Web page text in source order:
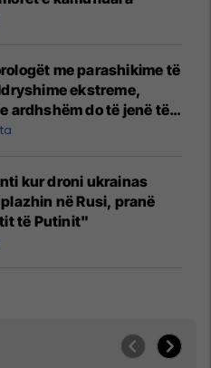
me parashikime të
ekstreme,
ardhshëm do të jenë të
kur droni ukrainas
në Rusi, pranë
të Putinit"